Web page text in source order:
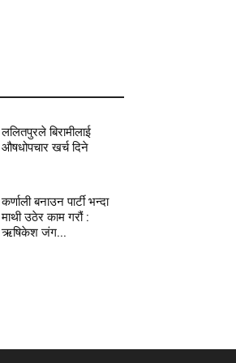
ललितपुरले बिरामीलाई
औषधोपचार खर्च दिने
कर्णाली बनाउन पार्टी भन्दा
माथी उठेर काम गरौं :
ऋषिकेश जंग...